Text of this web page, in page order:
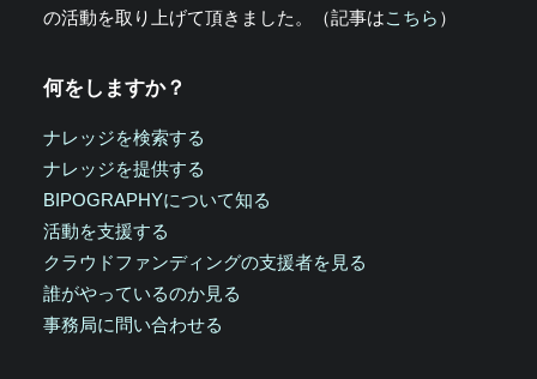
の活動を取り上げて頂きました。（記事はこちら ）
何をしますか？
ナレッジを検索する
ナレッジを提供する
BIPOGRAPHYについて知る
活動を支援する
クラウドファンディングの支援者を見る
誰がやっているのか見る
事務局に問い合わせる